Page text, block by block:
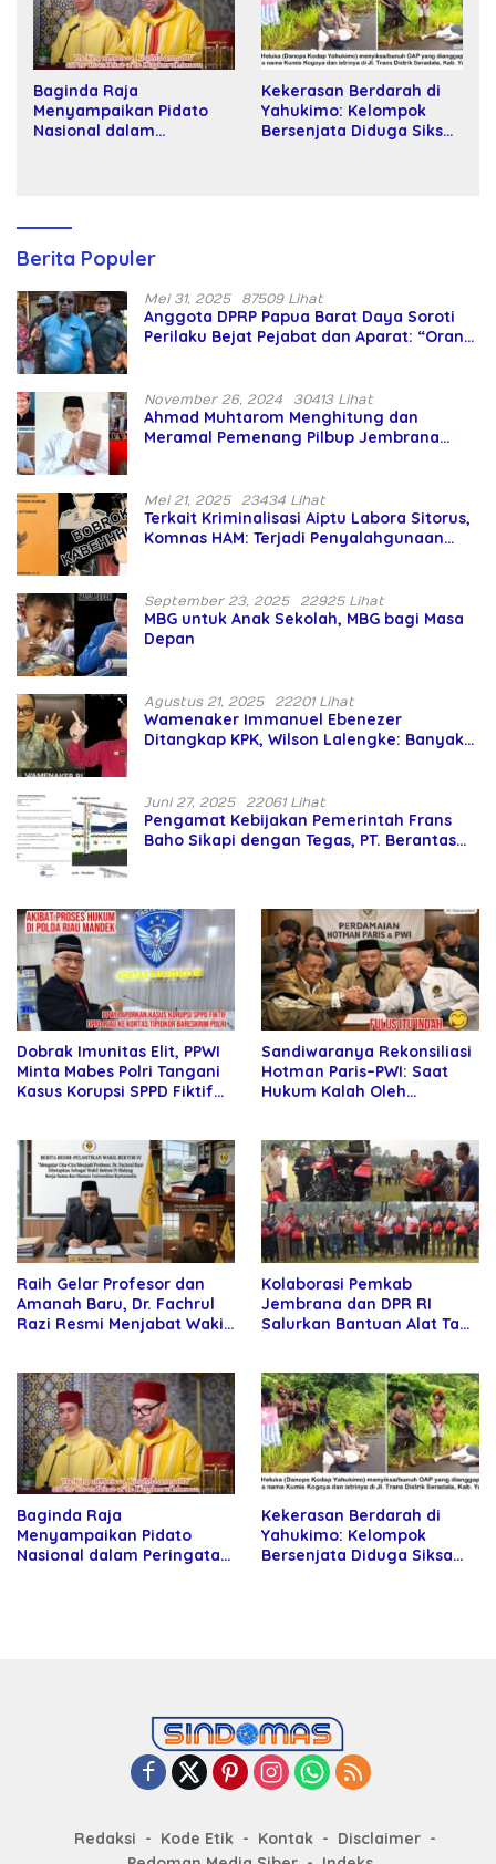
Baginda Raja
Menyampaikan Pidato
Nasional dalam
Kekerasan Berdarah di
Yahukimo: Kelompok
Bersenjata Diduga Siksa
Berita Populer
Mei 31, 2025 87509 Lihat
Anggota DPRP Papua Barat Daya Soroti
Perilaku Bejat Pejabat dan Aparat: “Orang
November 26, 2024 30413 Lihat
Ahmad Muhtarom Menghitung dan
Meramal Pemenang Pilbup Jembrana
Mei 21, 2025 23434 Lihat
Terkait Kriminalisasi Aiptu Labora Sitorus,
Komnas HAM: Terjadi Penyalahgunaan
September 23, 2025 22925 Lihat
MBG untuk Anak Sekolah, MBG bagi Masa
Depan
Agustus 21, 2025 22201 Lihat
Wamenaker Immanuel Ebenezer
Ditangkap KPK, Wilson Lalengke: Banyak
Juni 27, 2025 22061 Lihat
Pengamat Kebijakan Pemerintah Frans
Baho Sikapi dengan Tegas, PT. Berantas
Dobrak Imunitas Elit, PPWI
Minta Mabes Polri Tangani
Kasus Korupsi SPPD Fiktif
Sandiwaranya Rekonsiliasi
Hotman Paris–PWI: Saat
Hukum Kalah Oleh
Raih Gelar Profesor dan
Amanah Baru, Dr. Fachrul
Razi Resmi Menjabat Wakil
Kolaborasi Pemkab
Jembrana dan DPR RI
Salurkan Bantuan Alat Tani
Baginda Raja
Menyampaikan Pidato
Nasional dalam Peringatan
Kekerasan Berdarah di
Yahukimo: Kelompok
Bersenjata Diduga Siksa
Redaksi Kode Etik Kontak
Disclaimer